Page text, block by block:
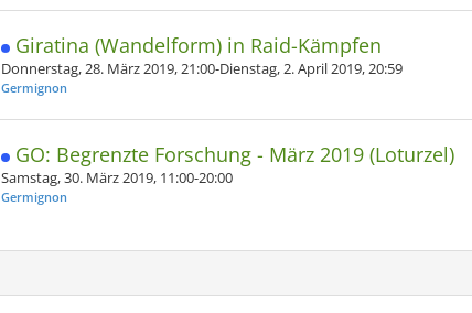
Giratina (Wandelform) in Raid-Kämpfen
Donnerstag, 28. März 2019, 21:00-Dienstag, 2. April 2019, 20:59
Germignon
GO: Begrenzte Forschung - März 2019 (Loturzel)
Samstag, 30. März 2019, 11:00-20:00
Germignon